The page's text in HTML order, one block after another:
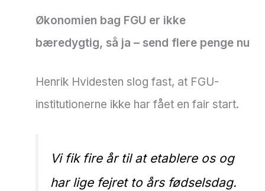
Økonomien bag FGU er ikke
bæredygtig, så ja – send flere penge nu
Henrik Hvidesten slog fast, at FGU-
institutionerne ikke har fået en fair start.
Vi fik fire år til at etablere os og
har lige fejret to års fødselsdag.